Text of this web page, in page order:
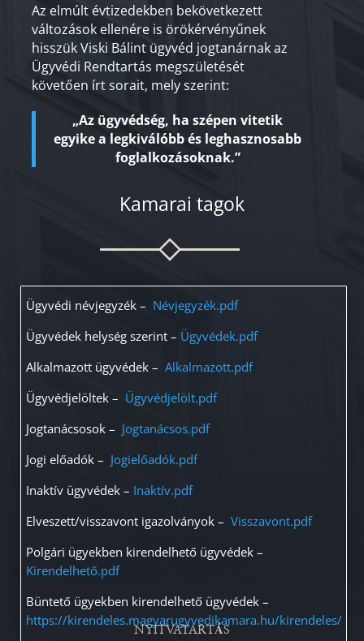
Az elmúlt évtizedekben bekövetkezett
változások ellenére is örökérvényűnek
hisszük Viski Bálint ügyvéd jogtanárnak az
Ügyvédi Rendtartás megszületését
követően írt sorait, mely szerint:
„Az ügyvédség, ha szépen vitetik
egyike a legkiválóbb és leghasznosabb
foglalkozásoknak.”
Kamarai tagok
Ügyvédi névjegyzék – Névjegyzék.pdf
Ügyvédek helység szerint – Ügyvédek.pdf
Alkalmazott ügyvédek – Alkalmazott.pdf
Ügyvédjelöltek – Ügyvédjelölt.pdf
Jogtanácsosok – Jogtanácsos.pdf
Jogi előadók – Jogielőadók.pdf
Inaktív ügyvédek – Inaktív.pdf
Elveszett/visszavont igazolványok – Visszavont.pdf
Polgári ügyekben kirendelhető ügyvédek –
Kirendelhető.pdf
Büntető ügyekben kirendelhető ügyvédek –
https://kirendeles.magyarugyvedikamara.hu/kirendeles/
NYITVATARTÁS